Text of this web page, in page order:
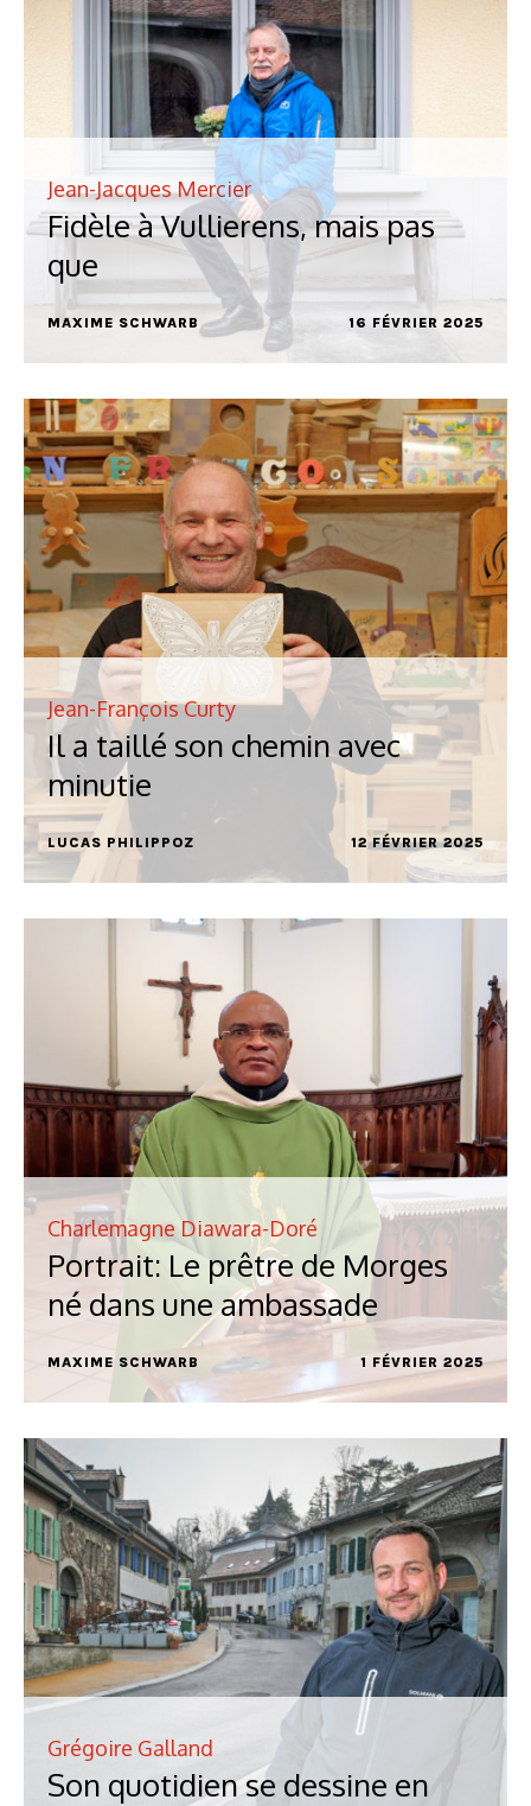
Jean-Jacques Mercier
Fidèle à Vullierens, mais pas
que
MAXIME SCHWARB 16 FÉVRIER 2025
Jean-François Curty
Il a taillé son chemin avec
minutie
LUCAS PHILIPPOZ 12 FÉVRIER 2025
Charlemagne Diawara-Doré
Portrait: Le prêtre de Morges
né dans une ambassade
MAXIME SCHWARB 1 FÉVRIER 2025
Grégoire Galland
Son quotidien se dessine en